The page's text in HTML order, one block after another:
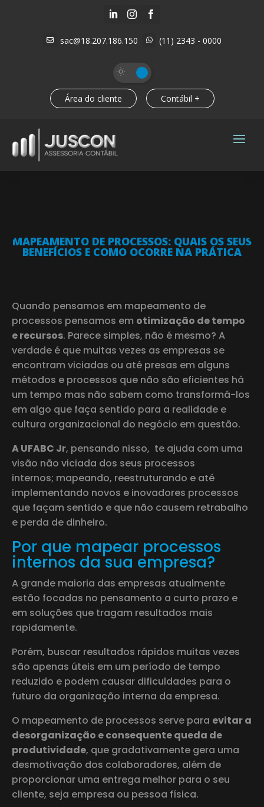
  
 sac@18.207.186.150  (11) 2343 - 0000
Área do cliente Contábil +
MAPEAMENTO DE PROCESSOS: QUAIS OS SEUS
BENEFÍCIOS E COMO OCORRE NA PRÁTICA
Quando pensamos em mapeamento de
processos pensamos em otimização de tempo
e recursos. Parece simples, não é mesmo? A
verdade é que muitas vezes as empresas se
encontram viciadas ou até presas em alguns
métodos e processos que não são eficientes há
um tempo mas não sabem como transformá-los
em algo que faça sentido para a realidade e
cultura organizacional do negócio em questão.
A UFABC Jr, pensando nisso, te ajuda com uma
visão não viciada dos seus processos
internos; mapeando, reestruturando e até
implementando novos e inovadores processos
que façam sentido e que não causem retrabalho
e perda de dinheiro.
Por que mapear processos
internos da sua empresa?
A grande maioria das empresas atualmente
estão focadas no pensamento a curto prazo e
em soluções que tragam resultados mais
rapidamente.
Porém, buscar resultados rápidos muitas vezes
são apenas úteis em um período de tempo
reduzido e podem causar dificuldades para o
futuro da organização interna da empresa.
O mapeamento de processos serve para evitar a
desorganização e consequente queda de
produtividade, que gradativamente gera uma
desmotivação dos colaboradores, além de
proporcionar uma entrega melhor para o seu
cliente, seja empresa ou pessoa física.